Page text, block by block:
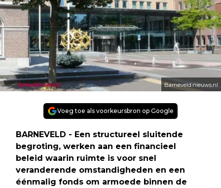
Barneveld.nieuws.nl
Voeg toe als voorkeursbron op Google
BARNEVELD - Een structureel sluitende
begroting, werken aan een financieel
beleid waarin ruimte is voor snel
veranderende omstandigheden en een
éénmalig fonds om armoede binnen de